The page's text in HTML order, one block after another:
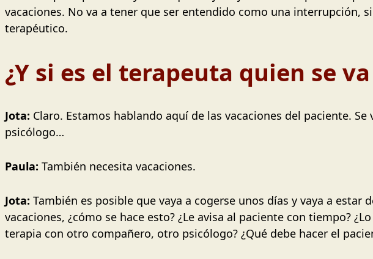
vacaciones. No va a tener que ser entendido como una interrupción,
terapéutico.
¿Y si es el terapeuta quien se
Jota: Claro. Estamos hablando aquí de las vacaciones del paciente.
psicólogo…
Paula: También necesita vacaciones.
Jota: También es posible que vaya a cogerse unos días y vaya a estar
vacaciones, ¿cómo se hace esto? ¿Le avisa al paciente con tiempo?
terapia con otro compañero, otro psicólogo? ¿Qué debe hacer el